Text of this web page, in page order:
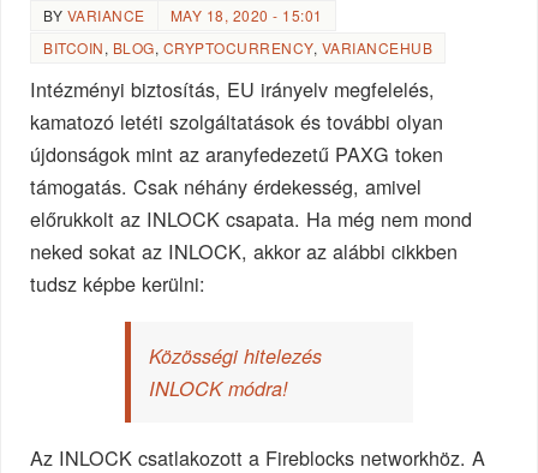
BY VARIANCE
MAY 18, 2020 - 15:01
BITCOIN, BLOG, CRYPTOCURRENCY, VARIANCEHUB
Intézményi biztosítás, EU irányelv megfelelés,
kamatozó letéti szolgáltatások és további olyan
újdonságok mint az aranyfedezetű PAXG token
támogatás. Csak néhány érdekesség, amivel
előrukkolt az INLOCK csapata. Ha még nem mond
neked sokat az INLOCK, akkor az alábbi cikkben
tudsz képbe kerülni:
Közösségi hitelezés
INLOCK módra!
Az INLOCK csatlakozott a Fireblocks networkhöz. A